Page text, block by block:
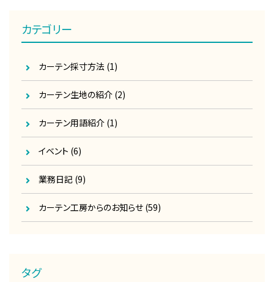
カテゴリー
カーテン採寸方法 (1)
カーテン生地の紹介 (2)
カーテン用語紹介 (1)
イベント (6)
業務日記 (9)
カーテン工房からのお知らせ (59)
タグ